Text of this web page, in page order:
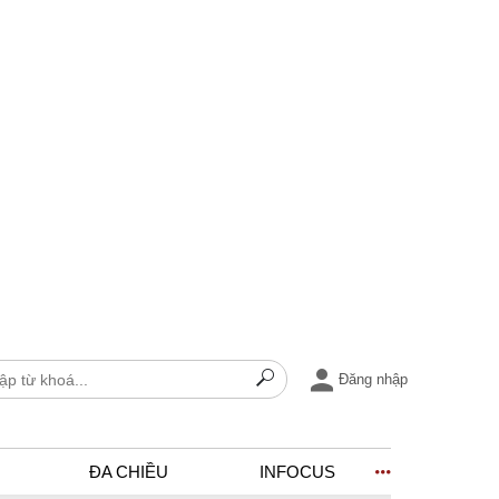
Đăng nhập
ĐA CHIỀU INFOCUS